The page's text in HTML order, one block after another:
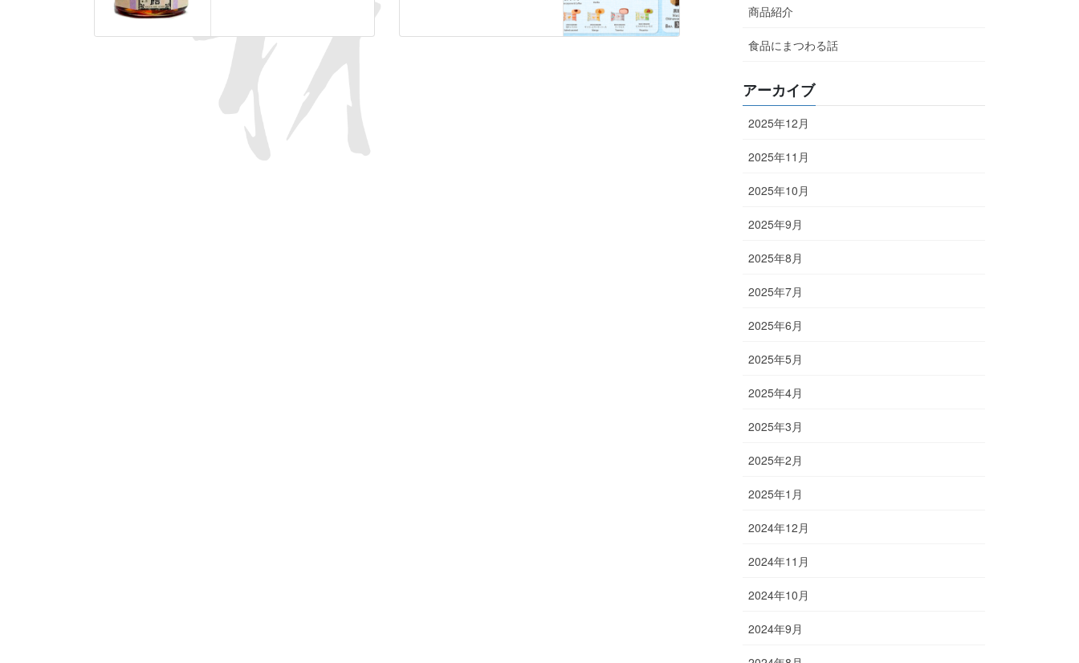
商品紹介
食品にまつわる話
アーカイブ
2025年12月
2025年11月
2025年10月
2025年9月
2025年8月
2025年7月
2025年6月
2025年5月
2025年4月
2025年3月
2025年2月
2025年1月
2024年12月
2024年11月
2024年10月
2024年9月